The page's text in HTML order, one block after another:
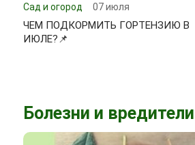
Сад и огород 07 июля
ЧЕМ ПОДКОРМИТЬ ГОРТЕНЗИЮ В
ИЮЛЕ?📌
Болезни и вредители